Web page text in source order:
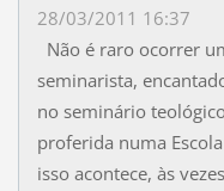
28/03/2011 16:37
Não é raro ocorrer
seminarista,
no seminário
proferida numa
isso acontece, às